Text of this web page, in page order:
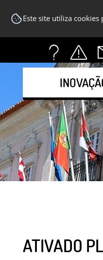
Este site utiliza
ATIVADO